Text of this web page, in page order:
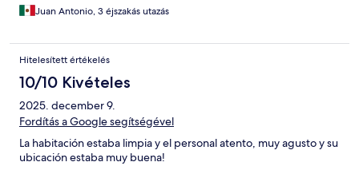
Juan Antonio, 3 éjszakás utazás
Hitelesített értékelés
10/10 Kivételes
2025. december 9.
Fordítás a Google segítségével
La habitación estaba limpia y el personal atento, muy agusto y su
ubicación estaba muy buena!